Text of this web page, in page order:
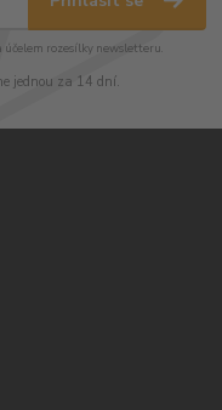
účelem rozesílky newsletteru.
jednou za 14 dní.